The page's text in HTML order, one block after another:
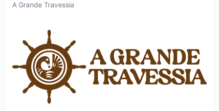
A Grande Travessia